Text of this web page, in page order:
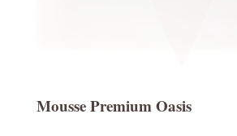
Mousse Premium Oasis